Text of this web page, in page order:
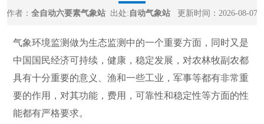
作者： 全自动六要素气象站 出处: 自动气象站 更新时间：2026-08-07
气象环境监测做为生态监测中的一个重要方面，同时又是
中国国民经济可持续，健康，稳定发展，对农林牧副农都
具有十分重要的意义、渔和一些工业，军事等都有非常重
要的作用，对其功能，费用，可靠性和稳定性等方面的性
能都有严格要求。